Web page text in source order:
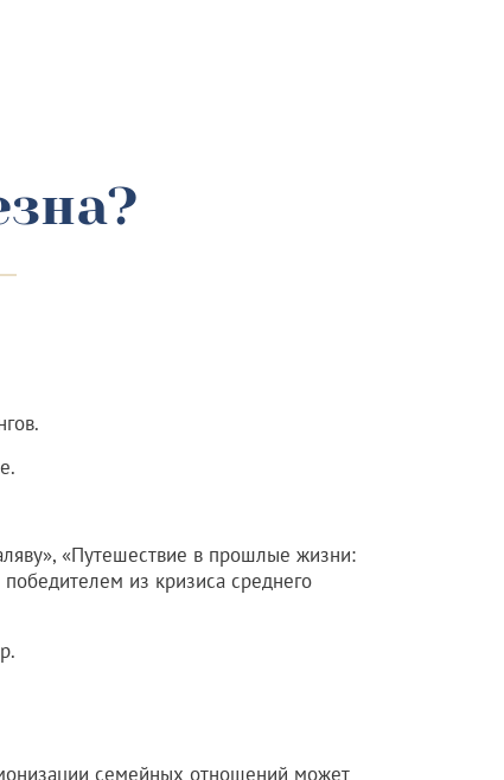
«Путешествие в прошлые жизни:
из кризиса среднего
семейных отношений может